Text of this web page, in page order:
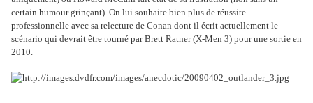
certain humour grinçant). On lui souhaite bien plus de réussite
professionnelle avec sa relecture de Conan dont il écrit actuellement le
scénario qui devrait être tourné par Brett Ratner (X-Men 3) pour une sortie en
2010.